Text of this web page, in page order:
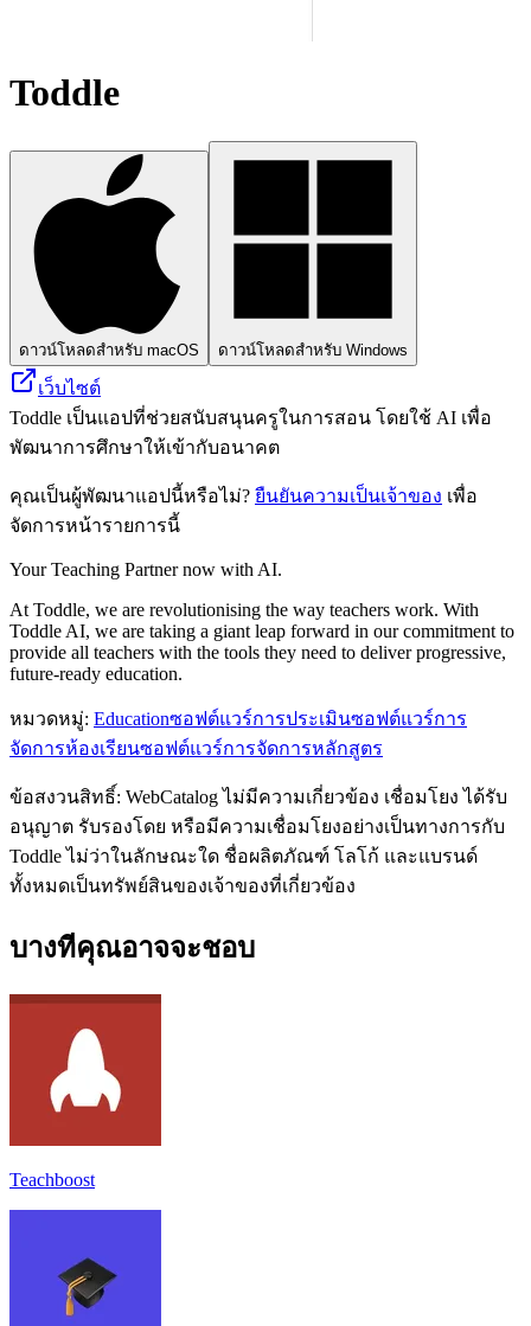
Toddle
ดาวน์โหลดสำหรับ macOS ดาวน์โหลดสำหรับ Windows
เว็บไซต์
Toddle เป็นแอปที่ช่วยสนับสนุนครูในการสอน โดยใช้ AI เพื่อ
พัฒนาการศึกษาให้เข้ากับอนาคต
คุณเป็นผู้พัฒนาแอปนี้หรือไม่? ยืนยันความเป็นเจ้าของ เพื่อ
จัดการหน้ารายการนี้
Your Teaching Partner now with AI.
At Toddle, we are revolutionising the way teachers work. With
Toddle AI, we are taking a giant leap forward in our commitment to
provide all teachers with the tools they need to deliver progressive,
future-ready education.
หมวดหมู่: Educationซอฟต์แวร์การประเมินซอฟต์แวร์การ
จัดการห้องเรียนซอฟต์แวร์การจัดการหลักสูตร
ข้อสงวนสิทธิ์: WebCatalog ไม่มีความเกี่ยวข้อง เชื่อมโยง ได้รับ
อนุญาต รับรองโดย หรือมีความเชื่อมโยงอย่างเป็นทางการกับ
Toddle ไม่ว่าในลักษณะใด ชื่อผลิตภัณฑ์ โลโก้ และแบรนด์
ทั้งหมดเป็นทรัพย์สินของเจ้าของที่เกี่ยวข้อง
บางทีคุณอาจจะชอบ
Teachboost